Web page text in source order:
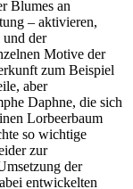
Blumes an
– aktivieren,
und der
Motive der
zum Beispiel
aber
Daphne, die sich
Lorbeerbaum
so wichtige
zur
der
entwickelten